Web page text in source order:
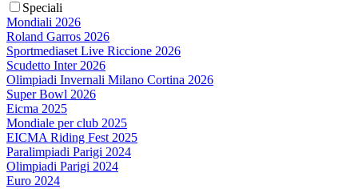
Speciali
Mondiali 2026
Roland Garros 2026
Sportmediaset Live Riccione 2026
Scudetto Inter 2026
Olimpiadi Invernali Milano Cortina 2026
Super Bowl 2026
Eicma 2025
Mondiale per club 2025
EICMA Riding Fest 2025
Paralimpiadi Parigi 2024
Olimpiadi Parigi 2024
Euro 2024